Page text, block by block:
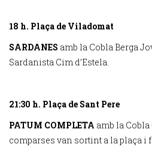
18 h. Plaça de Viladomat
SARDANES amb la Cobla Berga
Sardanista Cim d’Estela.
21:30 h. Plaça de Sant Pere
PATUM COMPLETA amb la Cobla
comparses van sortint a la plaça i